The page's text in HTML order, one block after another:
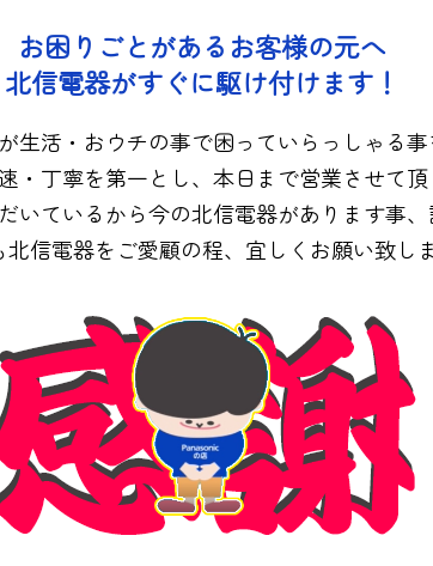
お困りごとがあるお客様の元へ
北信電器がすぐに駆け付けます！
生活・おウチの事で困っていらっしゃる事
・丁寧を第一とし、本日まで営業させて頂
いているから今の北信電器があります事、
信電器をご愛顧の程、宜しくお願い致しま